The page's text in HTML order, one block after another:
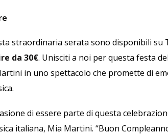
straordinaria serata sono disponibili su
da 30€. Unisciti a noi per questa festa
in uno spettacolo che promette di
di essere parte di questa
italiana, Mia Martini. “Buon